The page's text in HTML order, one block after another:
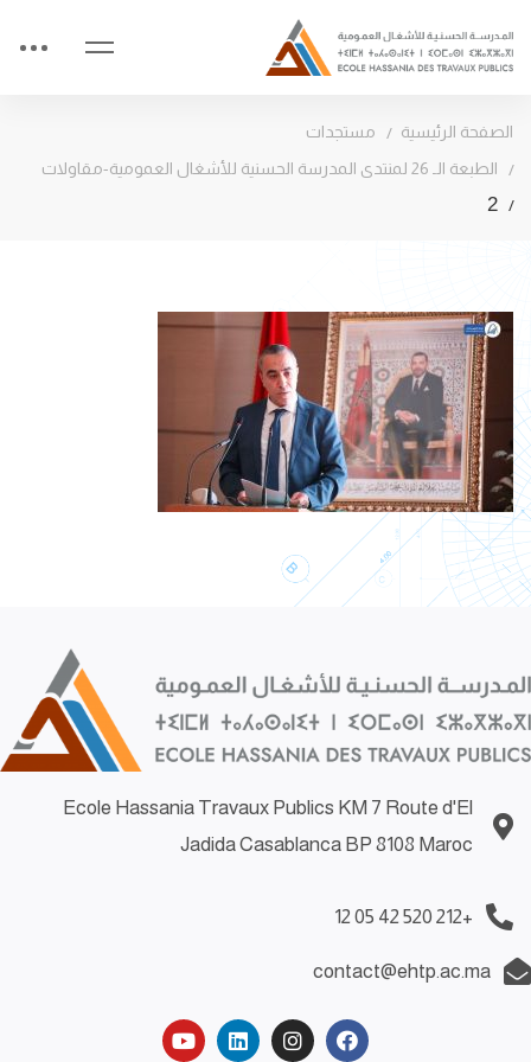
الصفحة الرئيسية
مستجدات
الطبعة الـ 26 لمنتدى المدرسة الحسنية للأشغال العمومية-مقاولات
2
Ecole Hassania Travaux Publics KM 7 Route d'El
Jadida Casablanca BP 8108 Maroc
+212 520 42 05 12
contact@ehtp.ac.ma